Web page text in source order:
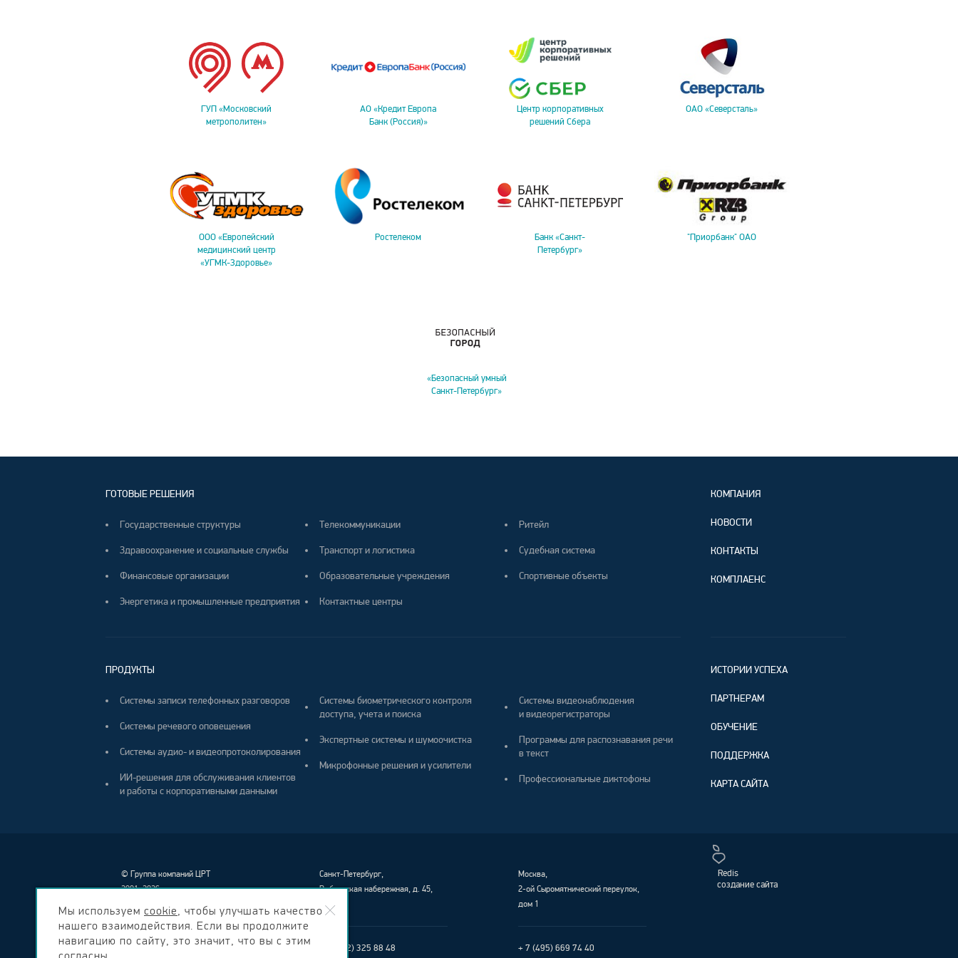
ГУП «Московский
метрополитен»
АО «Кредит Европа
Банк (Россия)»
Центр корпоративных
решений Сбера
ОАО «Северсталь»
ООО «Европейский
медицинский центр
«УГМК-Здоровье»
Ростелеком
Банк «Санкт-
Петербург»
"Приорбанк" ОАО
«Безопасный умный
Санкт-Петербург»
ГОТОВЫЕ РЕШЕНИЯ
Государственные структуры
Здравоохранение и социальные службы
Финансовые организации
Энергетика и промышленные предприятия
Телекоммуникации
Транспорт и логистика
Образовательные учреждения
Контактные центры
Ритейл
Судебная система
Спортивные объекты
КОМПАНИЯ
НОВОСТИ
КОНТАКТЫ
КОМПЛАЕНС
ПРОДУКТЫ
Системы записи телефонных разговоров
Системы речевого оповещения
Системы аудио- и видеопротоколирования
ИИ-решения для обслуживания клиентов
и работы с корпоративными данными
Системы биометрического контроля
доступа, учета и поиска
Экспертные системы и шумоочистка
Микрофонные решения и усилители
Системы видеонаблюдения
и видеорегистраторы
Программы для распознавания речи
в текст
Профессиональные диктофоны
ИСТОРИИ УСПЕХА
ПАРТНЕРАМ
ОБУЧЕНИЕ
ПОДДЕРЖКА
КАРТА САЙТА
© Группа компаний ЦРТ
2001–2026
Санкт-Петербург,
Выборгская набережная, д. 45,
лит. Е
+ 7 (812) 325 88 48
Москва,
2-ой Сыромятнический переулок,
дом 1
+ 7 (495) 669 74 40
Redis
создание сайта
Мы используем cookie, чтобы улучшать качество
нашего взаимодействия. Если вы продолжите
навигацию по сайту, это значит, что вы с этим